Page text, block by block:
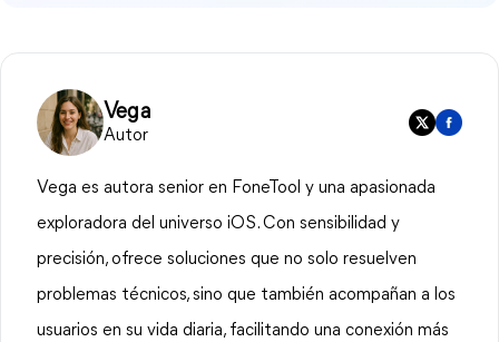
Vega
Autor
Vega es autora senior en FoneTool y una apasionada
exploradora del universo iOS. Con sensibilidad y
precisión, ofrece soluciones que no solo resuelven
problemas técnicos, sino que también acompañan a los
usuarios en su vida diaria, facilitando una conexión más